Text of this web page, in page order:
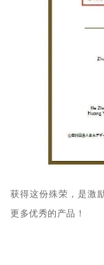
获得这份殊荣，是激
更多优秀的产品！